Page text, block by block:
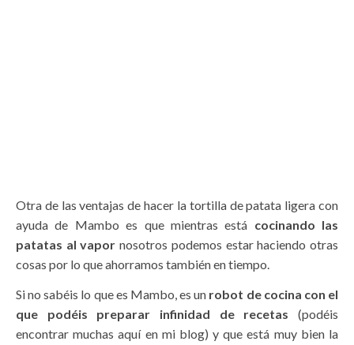
Otra de las ventajas de hacer la tortilla de patata ligera con
ayuda de Mambo es que mientras está cocinando las
patatas al vapor nosotros podemos estar haciendo otras
cosas por lo que ahorramos también en tiempo.
Si no sabéis lo que es Mambo, es un robot de cocina con el
que podéis preparar infinidad de recetas (podéis
encontrar muchas aquí en mi blog) y que está muy bien la